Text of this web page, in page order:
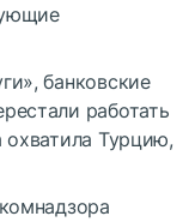
банковские
работать
Турцию,